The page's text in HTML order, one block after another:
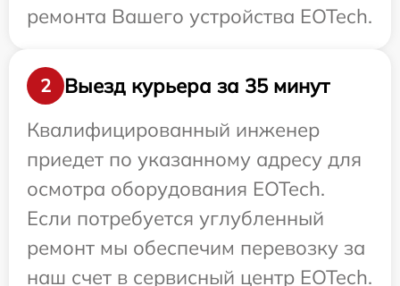
ремонта Вашего устройства EOTech.
2
Выезд курьера за 35 минут
Квалифицированный инженер
приедет по указанному адресу для
осмотра оборудования EOTech.
Если потребуется углубленный
ремонт мы обеспечим перевозку за
наш счет в сервисный центр EOTech.